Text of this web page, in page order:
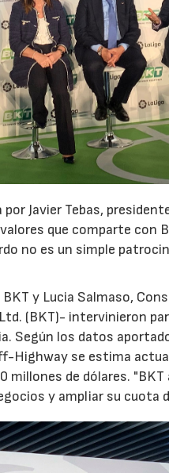
Javier Tebas,
que comparte con
no es un simple
y Lucia Salmaso,
(BKT)- intervinieron
Según los datos
Highway se estima
millones de dólares.
y ampliar su cuota